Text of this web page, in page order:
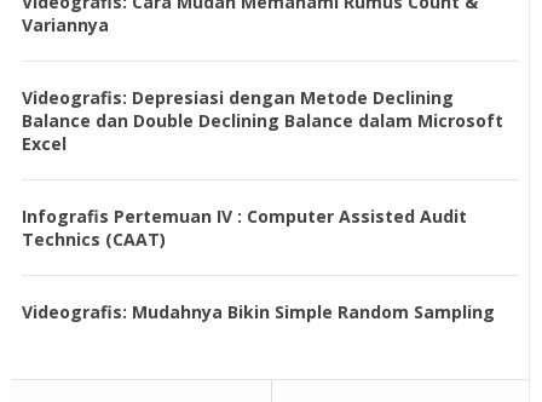
Variannya
Videografis: Depresiasi dengan Metode Declining
Balance dan Double Declining Balance dalam Microsoft
Excel
Infografis Pertemuan IV : Computer Assisted Audit
Technics (CAAT)
Videografis: Mudahnya Bikin Simple Random Sampling